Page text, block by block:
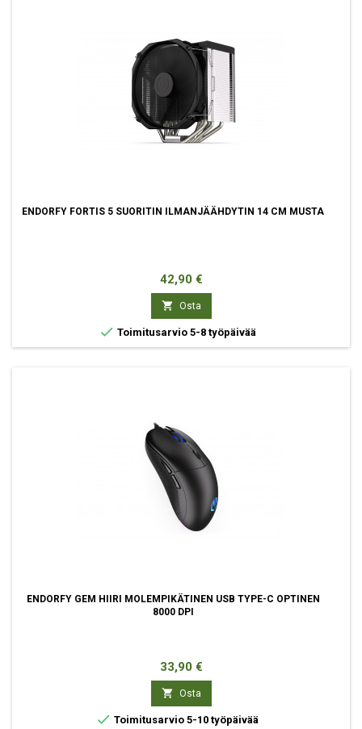
ENDORFY FORTIS 5 SUORITIN ILMANJÄÄHDYTIN 14 CM MUSTA
Hinta
42,90 €
 Osta
 Toimitusarvio 5-8 työpäivää
ENDORFY GEM HIIRI MOLEMPIKÄTINEN USB TYPE-C OPTINEN
8000 DPI
Hinta
33,90 €
 Osta
 Toimitusarvio 5-10 työpäivää